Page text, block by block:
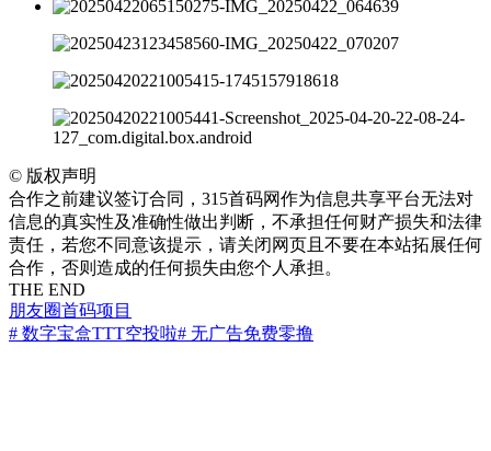
© 版权声明
合作之前建议签订合同，315首码网作为信息共享平台无法对
信息的真实性及准确性做出判断，不承担任何财产损失和法律
责任，若您不同意该提示，请关闭网页且不要在本站拓展任何
合作，否则造成的任何损失由您个人承担。
THE END
朋友圈首码项目
# 数字宝盒TTT空投啦# 无广告免费零撸